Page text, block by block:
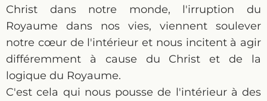
Christ dans notre monde, l'irruption du
Royaume dans nos vies, viennent soulever
notre cœur de l'intérieur et nous incitent à agir
différemment à cause du Christ et de la
logique du Royaume.
C'est cela qui nous pousse de l'intérieur à des